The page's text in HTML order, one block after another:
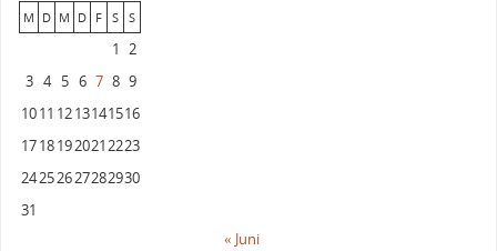
M D M D F S S
1 2
3 4 5 6 7 8 9
1011 1213141516
17181920212223
24252627282930
31
« Juni